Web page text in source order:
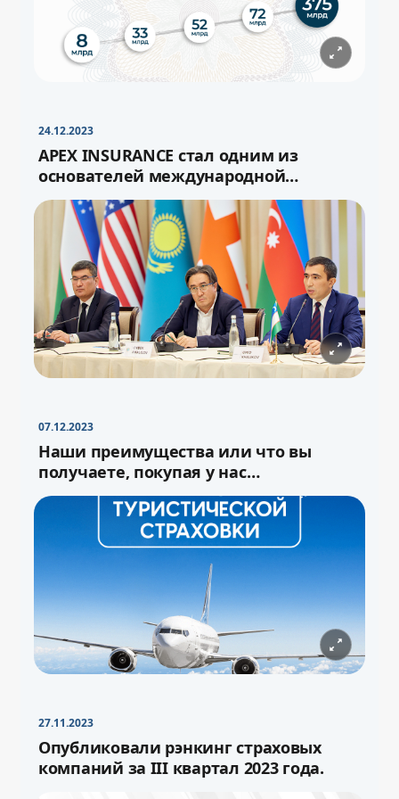
16pt + Свернуть
− 16pt + Свернуть
24.12.2023
APEX INSURANCE стал одним из
основателей международной
перестраховочной ёмкости «Turan»
07.12.2023
Наши преимущества или что вы
получаете, покупая у нас
туристическую страховку
− 16pt
27.11.2023
Опубликовали рэнкинг страховых
компаний за III квартал 2023 года.